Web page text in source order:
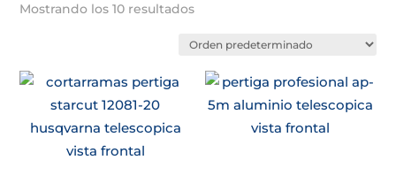
Mostrando los 10 resultados